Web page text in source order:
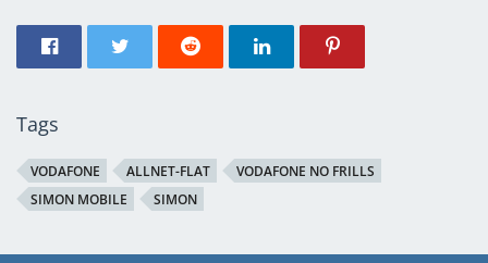
Tags
VODAFONE ALLNET-FLAT
VODAFONE NO FRILLS
SIMON MOBILE
SIMON